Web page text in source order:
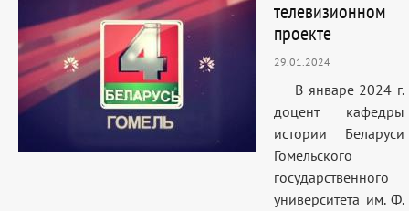
телевизионном
проекте
29.01.2024
В январе 2024 г.
доцент кафедры
истории Беларуси
Гомельского
государственного
университета им. Ф.